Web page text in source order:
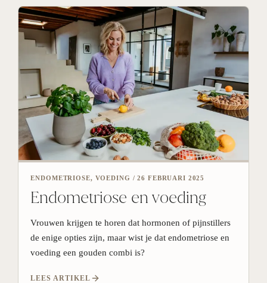
ENDOMETRIOSE, VOEDING / 26 FEBRUARI 2025
Endometriose en voeding
Vrouwen krijgen te horen dat hormonen of pijnstillers
de enige opties zijn, maar wist je dat endometriose en
voeding een gouden combi is?
LEES ARTIKEL